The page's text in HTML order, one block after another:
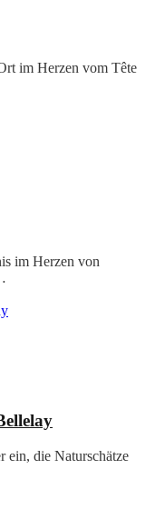
im Herzen vom Tête
im Herzen von
ein, die Naturschätze